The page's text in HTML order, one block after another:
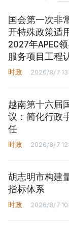
国会第一次非
开特殊政策适
2027年APEC
服务项目工程
时政 2026/8/7
越南第十六届
议：简化行政
任
时政 2026/8/7
胡志明市构建
指标体系
时政 2026/8/7